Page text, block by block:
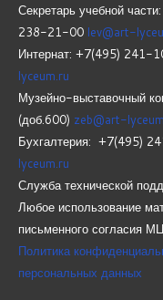
Секретарь учебной
238-21-00 lev@art-
Интернат: +7(495) 241-
lyceum.ru
Музейно-выставочный
(доб.600) zeb@art-
Бухгалтерия: +7(495)
lyceum.ru
Служба технической
Любое использование
письменного согласия
Политика
персональных данных